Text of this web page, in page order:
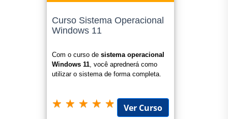
Curso Sistema Operacional
Windows 11
Com o curso de sistema operacional
Windows 11, você aprednerá como
utilizar o sistema de forma completa.
Ver Curso